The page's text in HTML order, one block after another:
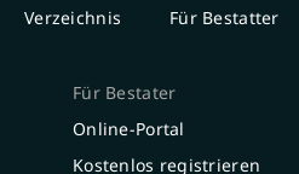
Verzeichnis
Für Bestatter
Für Bestater
Online-Portal
Kostenlos registrieren